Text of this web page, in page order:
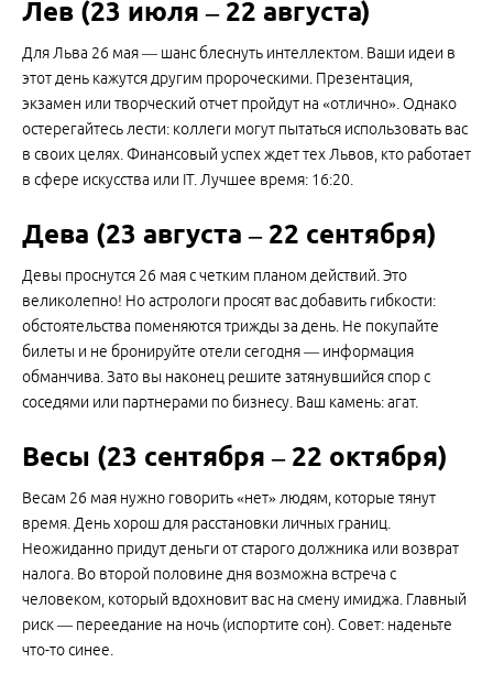
Лев (23 июля – 22 августа)
Для Льва 26 мая — шанс блеснуть интеллектом. Ваши идеи в
этот день кажутся другим пророческими. Презентация,
экзамен или творческий отчет пройдут на «отлично». Однако
остерегайтесь лести: коллеги могут пытаться использовать вас
в своих целях. Финансовый успех ждет тех Львов, кто работает
в сфере искусства или IT. Лучшее время: 16:20.
Дева (23 августа – 22 сентября)
Девы проснутся 26 мая с четким планом действий. Это
великолепно! Но астрологи просят вас добавить гибкости:
обстоятельства поменяются трижды за день. Не покупайте
билеты и не бронируйте отели сегодня — информация
обманчива. Зато вы наконец решите затянувшийся спор с
соседями или партнерами по бизнесу. Ваш камень: агат.
Весы (23 сентября – 22 октября)
Весам 26 мая нужно говорить «нет» людям, которые тянут
время. День хорош для расстановки личных границ.
Неожиданно придут деньги от старого должника или возврат
налога. Во второй половине дня возможна встреча с
человеком, который вдохновит вас на смену имиджа. Главный
риск — переедание на ночь (испортите сон). Совет: наденьте
что-то синее.